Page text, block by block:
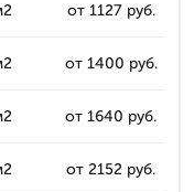
от 1127 руб.
от 1400 руб.
от 1640 руб.
от 2152 руб.